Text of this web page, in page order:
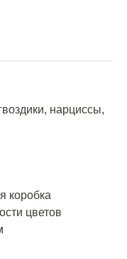
нарциссы,
коробка
цветов